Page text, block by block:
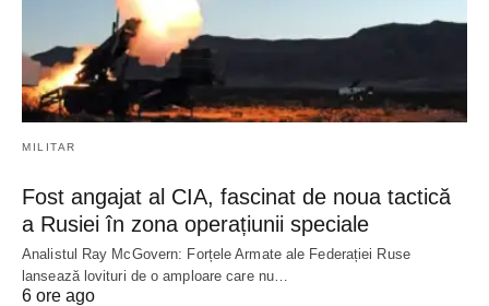
MILITAR
Fost angajat al CIA, fascinat de noua tactică
a Rusiei în zona operațiunii speciale
Analistul Ray McGovern: Forțele Armate ale Federației Ruse
lansează lovituri de o amploare care nu…
6 ore ago